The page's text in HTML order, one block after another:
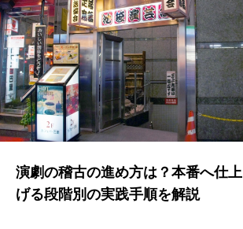
演劇の稽古の進め方は？本番へ仕上
げる段階別の実践手順を解説